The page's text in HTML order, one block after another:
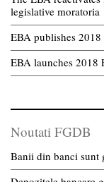
legislative moratoria
EBA publishes 2018
EBA launches 2018
Noutati FGDB
Banii din banci sunt